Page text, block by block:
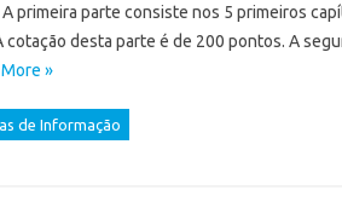
primeira parte consiste nos 5 primeiros
cotação desta parte é de 200 pontos. A
»
de Informação